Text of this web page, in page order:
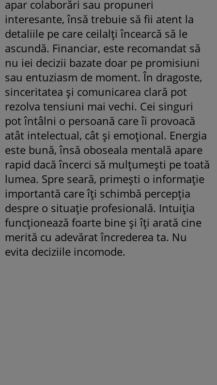
apar colaborări sau propuneri
interesante, însă trebuie să fii atent la
detaliile pe care ceilalți încearcă să le
ascundă. Financiar, este recomandat să
nu iei decizii bazate doar pe promisiuni
sau entuziasm de moment. În dragoste,
sinceritatea și comunicarea clară pot
rezolva tensiuni mai vechi. Cei singuri
pot întâlni o persoană care îi provoacă
atât intelectual, cât și emoțional. Energia
este bună, însă oboseala mentală apare
rapid dacă încerci să mulțumești pe toată
lumea. Spre seară, primești o informație
importantă care îți schimbă percepția
despre o situație profesională. Intuiția
funcționează foarte bine și îți arată cine
merită cu adevărat încrederea ta. Nu
evita deciziile incomode.